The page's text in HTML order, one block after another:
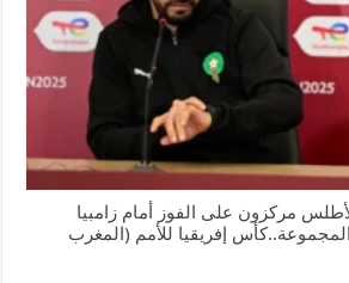
مركزون على الفوز أمام زامبيا
إفريقيا للأمم (المغرب